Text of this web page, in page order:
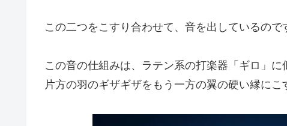
この二つをこすり合わせて、音を出しているので
この音の仕組みは、ラテン系の打楽器「ギロ」
片方の羽のギザギザをもう一方の翼の硬い縁にこ